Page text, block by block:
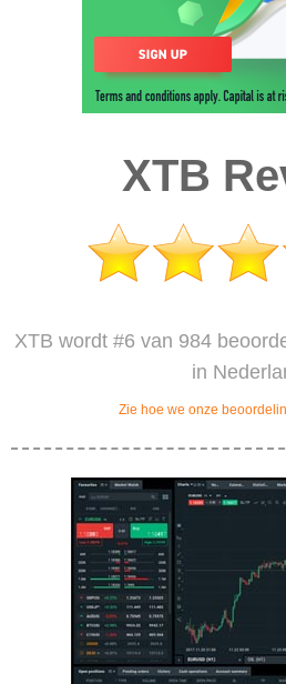
XTB
XTB wordt #6 van 984
in
Zie hoe we onze